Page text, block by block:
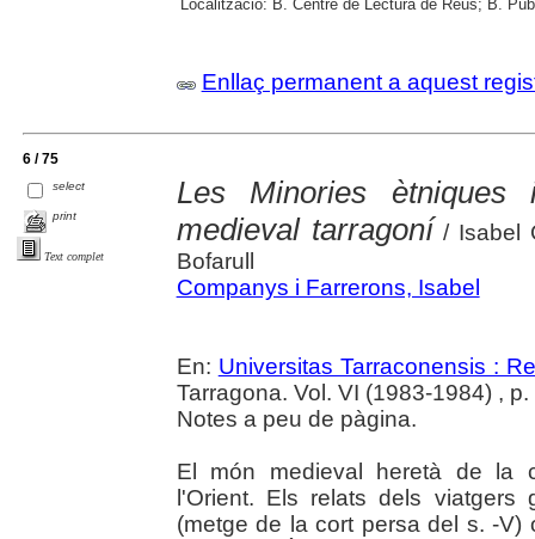
Localització: B. Centre de Lectura de Reus; B.
Enllaç permanent a aquest
6 / 75
select
print
Text complet
Les Minories
medieval tarragoní / Isabel
Bofarull
Companys i Farrerons, Isabel
En: Universitas Tarraconensis :
Tarragona. Vol. VI (1983-1984) , p.
Notes a peu de pàgina.
El món medieval heretà de la
l'Orient. Els relats dels viatgers
(metge de la cort persa del s. -